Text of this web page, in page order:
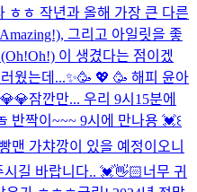
ㅎㅎ 작년과 올해 가장 큰 다른
그리고 아일릿을 좋
이 생겼다는 점이겠
웠는데...✨🥳 💖 🥳 해피 윤아
잠깐만... 우리 9시15분에
반짝이~~~ 9시에 만나용 💓꒰
맨 가챠깡이 있을 예정이오니
길 바랍니다.. 💓👋🏻너무 귀